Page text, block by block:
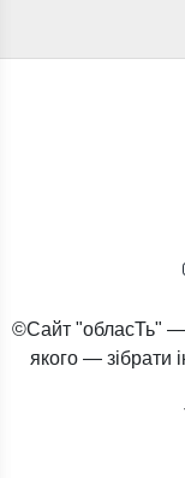
©Сайт "обласТь" —
якого — зібрати